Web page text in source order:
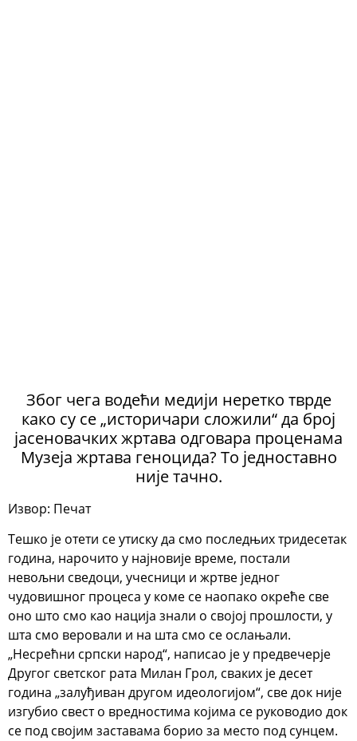
Због чега водећи медији неретко тврде
како су се „историчари сложили“ да број
јасеновачких жртава одговара проценама
Музеја жртава геноцида? То једноставно
није тачно.
Извор: Печат
Тешко је отети се утиску да смо последњих тридесетак
година, нарочито у најновије време, постали
невољни сведоци, учесници и жртве једног
чудовишног процеса у коме се наопако окреће све
оно што смо као нација знали о својој прошлости, у
шта смо веровали и на шта смо се ослањали.
„Несрећни српски народ“, написао је у предвечерје
Другог светског рата Милан Грол, сваких је десет
година „залуђиван другом идеологијом“, све док није
изгубио свест о вредностима којима се руководио док
се под својим заставама борио за место под сунцем.